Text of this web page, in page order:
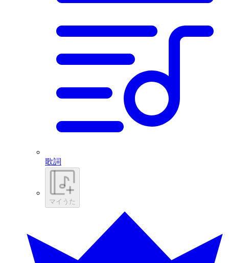
歌詞
マイうた